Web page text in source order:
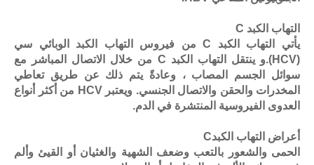
التهاب الكبد C
يأتي التهاب الكبد C من فيروس التهاب الكبد الوبائي سي
(HCV).و ينتقل التهاب الكبد C من خلال الاتصال المباشر مع
سوائل الجسم المصاب ، وعادةً يتم ذلك عن طريق تعاطي
المخدرات والحقن والاتصال الجنسي. ويعتبر HCV من أكثر أنواع
العدوى الفيروسية المنتشرة في الدم.
أعراض التهاب الكبدC
الحمى والشعور بالتعب وضعف الشهية والغثيان أو القيئ وألم